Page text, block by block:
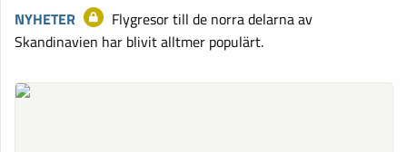
NYHETER
Flygresor till de norra delarna av
Skandinavien har blivit alltmer populärt.